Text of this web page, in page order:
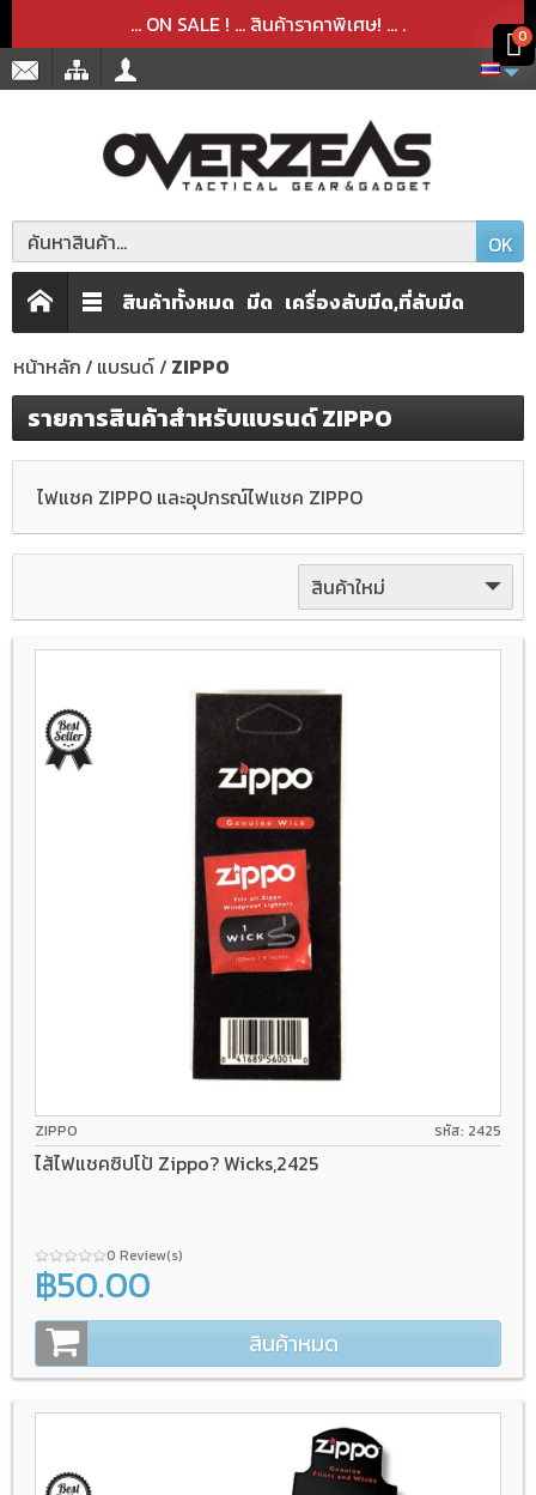
... ON SALE ! ... สินค้าราคาพิเศษ! ... .
OK
สินค้าทั้งหมด มีด เครื่องลับมีด,ที่ลับมีด
หน้าหลัก แบรนด์ ZIPPO
รายการสินค้าสำหรับแบรนด์ ZIPPO
ไฟแชค ZIPPO และอุปกรณ์ไฟแชค ZIPPO
สินค้าใหม่
ZIPPO รหัส: 2425
ไส้ไฟแชคซิปโป้ Zippo? Wicks,2425
0 Review(s)
฿50.00
สินค้าหมด
สินค้าได้เพิ่มลงในตะกร้าเรียบร้อยแล้ว
สินค้าได้ถูกลบออกจากตะกร้าเรียบร้อยแล้ว
0